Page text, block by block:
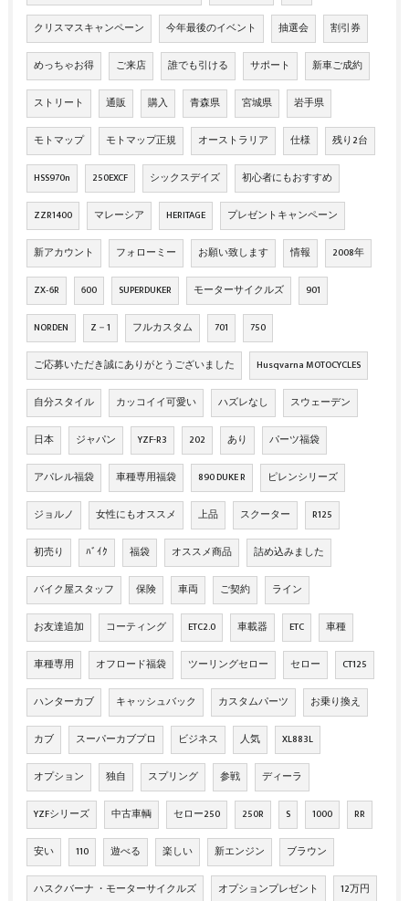
クリスマスキャンペーン 今年最後のイベント 抽選会 割引券
めっちゃお得 ご来店 誰でも引ける サポート 新車ご成約
ストリート 通販 購入 青森県 宮城県 岩手県
モトマップ モトマップ正規 オーストラリア 仕様 残り2台
HSS970n 250EXCF シックスデイズ 初心者にもおすすめ
ZZR1400 マレーシア HERITAGE プレゼントキャンペーン
新アカウント フォローミー お願い致します 情報 2008年
ZX‐6R 600 SUPERDUKER モーターサイクルズ 901
NORDEN Z－1 フルカスタム 701 750
ご応募いただき誠にありがとうございました Husqvarna MOTOCYCLES
自分スタイル カッコイイ可愛い ハズレなし スウェーデン
日本 ジャパン YZF-R3 202 あり パーツ福袋
アパレル福袋 車種専用福袋 890 DUKE R ピレンシリーズ
ジョルノ 女性にもオススメ 上品 スクーター R125
初売り ﾊﾞｲｸ 福袋 オススメ商品 詰め込みました
バイク屋スタッフ 保険 車両 ご契約 ライン
お友達追加 コーティング ETC2.0 車載器 ETC 車種
車種専用 オフロード福袋 ツーリングセロー セロー CT125
ハンターカブ キャッシュバック カスタムパーツ お乗り換え
カブ スーパーカブプロ ビジネス 人気 XL883L
オプション 独自 スプリング 参戦 ディーラ
YZFシリーズ 中古車輌 セロー250 250R S 1000 RR
安い 110 遊べる 楽しい 新エンジン ブラウン
ハスクバーナ ・モーターサイクルズ オプションプレゼント 12万円